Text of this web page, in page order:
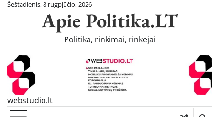
SkipŠeštadienis, 8 rugpjūčio, 2026
Apie Politika.LT
Politika, rinkimai, rinkejai
webstudio.lt